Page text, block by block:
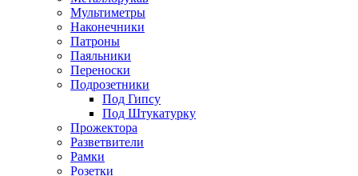
Мультиметры
Наконечники
Патроны
Паяльники
Переноски
Подрозетники
Под Гипсу
Под Штукатурку
Прожектора
Разветвители
Рамки
Розетки